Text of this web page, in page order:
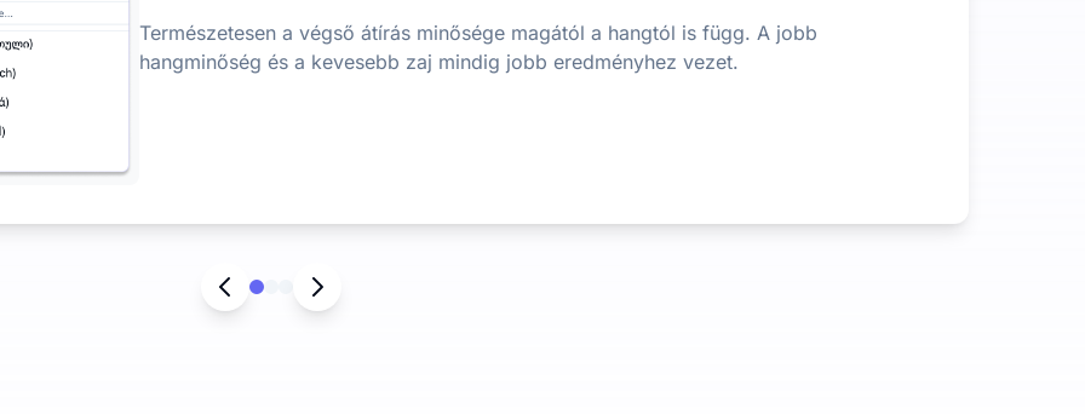
Természetesen a végső átírás minősége magától a hangtól is függ. A jobb
hangminőség és a kevesebb zaj mindig jobb eredményhez vezet.